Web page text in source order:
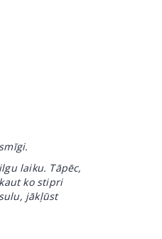
laiku. Tāpēc,
ko stipri
jākļūst